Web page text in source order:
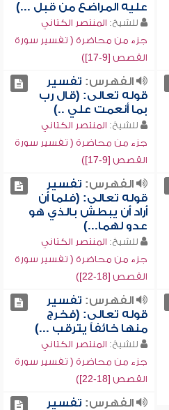
عليه المراضع من قبل ...)
للشيخ: المنتصر الكتاني
جزء من محاضرة ( تفسير سورة
القصص [9-17])
الفهرس: تفسير
قوله تعالى: (قال رب
بما أنعمت علي ..)
للشيخ: المنتصر الكتاني
جزء من محاضرة ( تفسير سورة
القصص [9-17])
الفهرس: تفسير
قوله تعالى: (فلما أن
أراد أن يبطش بالذي هو
عدو لهما...)
للشيخ: المنتصر الكتاني
جزء من محاضرة ( تفسير سورة
القصص [18-22])
الفهرس: تفسير
قوله تعالى: (فخرج
منها خائفاً يترقب ...)
للشيخ: المنتصر الكتاني
جزء من محاضرة ( تفسير سورة
القصص [18-22])
الفهرس: تفسير